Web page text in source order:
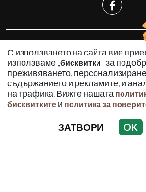
С използването на сайта вие
използваме „бисквитки" за
преживяването,
съдържанието и рекламите, и
на трафика. Вижте нашата
бисквитките и политика за
ЗАТВОРИ OK
КРИМИНАЛНО
ИНЦИДЕНТИ
АНАЛИЗИ
ПО СВЕТА
ВОДЕЩИ ТЕМИ
Използването и публикуването на
съдържание на Crimes.BG без